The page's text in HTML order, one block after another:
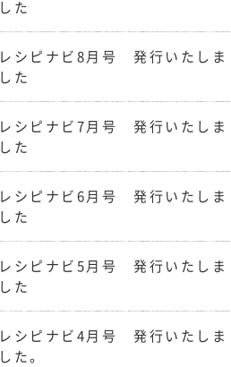
した
レシピナビ8月号 発行いたしま
した
レシピナビ7月号 発行いたしま
した
レシピナビ6月号 発行いたしま
した
レシピナビ5月号 発行いたしま
した
レシピナビ4月号 発行いたしま
した。